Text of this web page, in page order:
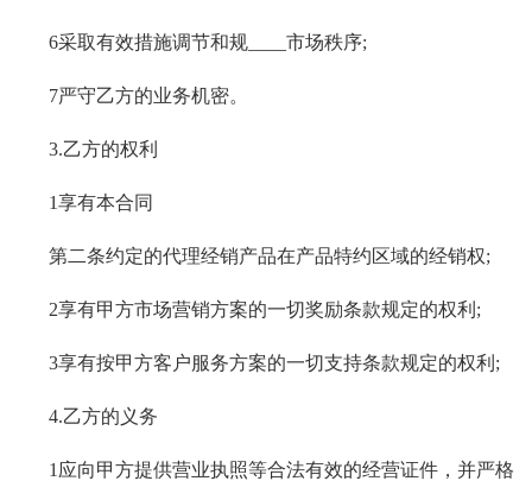
6采取有效措施调节和规____市场秩序;
7严守乙方的业务机密。
3.乙方的权利
1享有本合同
第二条约定的代理经销产品在产品特约区域的经销权;
2享有甲方市场营销方案的一切奖励条款规定的权利;
3享有按甲方客户服务方案的一切支持条款规定的权利;
4.乙方的义务
1应向甲方提供营业执照等合法有效的经营证件，并严格